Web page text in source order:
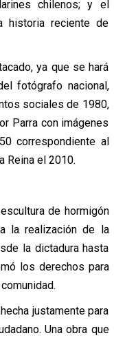
chilenos; y el
historia reciente de
ya que se hará
fotógrafo nacional,
sociales de 1980,
Parra con imágenes
correspondiente al
Reina el 2010.
de hormigón
la realización de la
la dictadura hasta
los derechos para
justamente para
Una obra que